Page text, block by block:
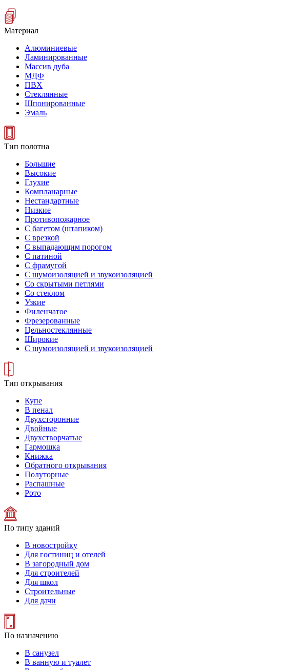
Материал
Алюминиевые
Ламинированные
Массив дуба
МДФ
ПВХ
Стеклянные
Шпонированные
Эмаль
Тип полотна
Большие
Высокие
Глухие
Компланарные
Нестандартные
Низкие
Противопожарное
С багетом (штапиком)
С врезкой
С выпадающим порогом
С патиной
С фрамугой
С шумоизоляцией и звукоизоляцией
Со скрытыми петлями
Со стеклом
Узкие
Филенчатое
Фрезерованные
Цельностеклянные
Широкие
С шумоизоляцией и звукоизоляцией
Тип открывания
Купе
В пенал
Двухсторонние
Двойные
Двухстворчатые
Гармошка
Книжка
Обратного открывания
Полуторные
Распашные
Рото
По типу зданий
В новостройку
Для гостиниц и отелей
В загородный дом
Для строителей
Для школ
Строительные
Для дачи
По назначению
В санузел
В ванную и туалет